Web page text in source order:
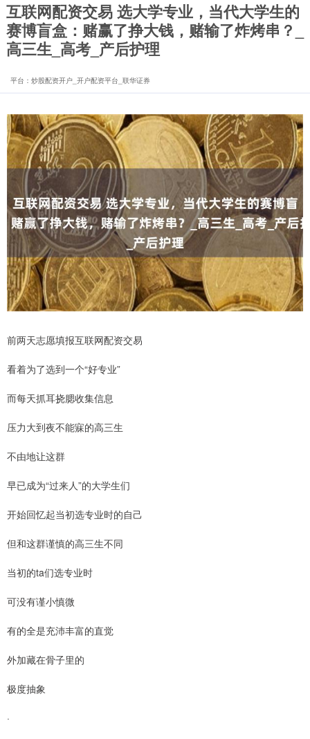
互联网配资交易 选大学专业，当代大学生的
赛博盲盒：赌赢了挣大钱，赌输了炸烤串？_
高三生_高考_产后护理
平台：炒股配资开户_开户配资平台_联华证券
前两天志愿填报互联网配资交易
看着为了选到一个“好专业”
而每天抓耳挠腮收集信息
压力大到夜不能寐的高三生
不由地让这群
早已成为“过来人”的大学生们
开始回忆起当初选专业时的自己
但和这群谨慎的高三生不同
当初的ta们选专业时
可没有谨小慎微
有的全是充沛丰富的直觉
外加藏在骨子里的
极度抽象
·